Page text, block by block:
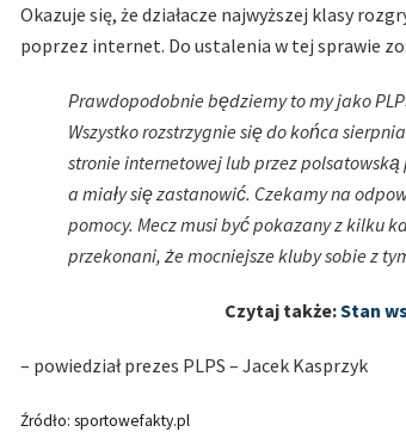
Okazuje się, że działacze najwyższej klasy
poprzez internet. Do ustalenia w tej sprawie
Prawdopodobnie będziemy to my jako
Wszystko rozstrzygnie się do końca
stronie internetowej lub przez
a miały się zastanowić. Czekamy na
pomocy. Mecz musi być pokazany z kilku
przekonani, że mocniejsze kluby sobie z
Czytaj także:Stan
– powiedział prezes PLPS – Jacek Kasprzyk
Źródło: sportowefakty.pl